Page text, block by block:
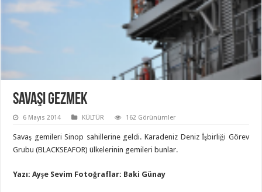
Savaşı Gezmek
6 Mayıs 2014 KÜLTÜR 162 Görünümler
Savaş gemileri Sinop sahillerine geldi. Karadeniz Deniz İşbirliği Görev
Grubu (BLACKSEAFOR) ülkelerinin gemileri bunlar.
Yazı: Ayşe Sevim Fotoğraflar: Baki Günay